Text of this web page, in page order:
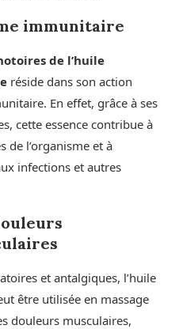
immunitaire
de l’huile
réside dans son action
En effet, grâce à ses
cette essence contribue à
de l’organisme et à
infections et autres
et antalgiques, l’huile
être utilisée en massage
douleurs musculaires,